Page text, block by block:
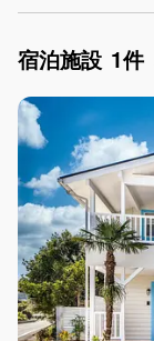
アメニティ
宿泊施設 1件